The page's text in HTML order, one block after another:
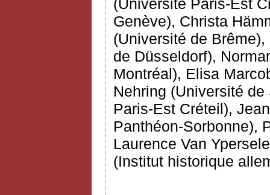
(Université Paris-Est
Genève), Christa
(Université de
de Düsseldorf),
Montréal), Elisa
Nehring (Université
Paris-Est Créteil),
Panthéon-Sorbonne),
Laurence Van
(Institut historique